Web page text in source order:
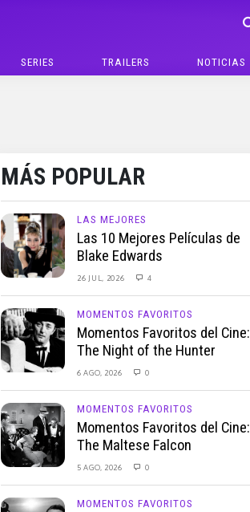
SERIES TRAILERS NOTICIAS
MÁS POPULAR
LAS MEJORES
Las 10 Mejores Películas de
Blake Edwards
26 JUL, 2026 4
MOMENTOS FAVORITOS
Momentos Favoritos del Cine:
The Night of the Hunter
6 AGO, 2026 0
MOMENTOS FAVORITOS
Momentos Favoritos del Cine:
The Maltese Falcon
5 AGO, 2026 0
MOMENTOS FAVORITOS